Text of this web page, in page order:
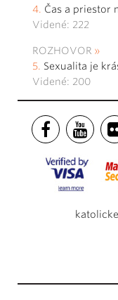
Čas a priestor
Videné: 222
ROZHOVOR
Sexualita je
Videné: 200